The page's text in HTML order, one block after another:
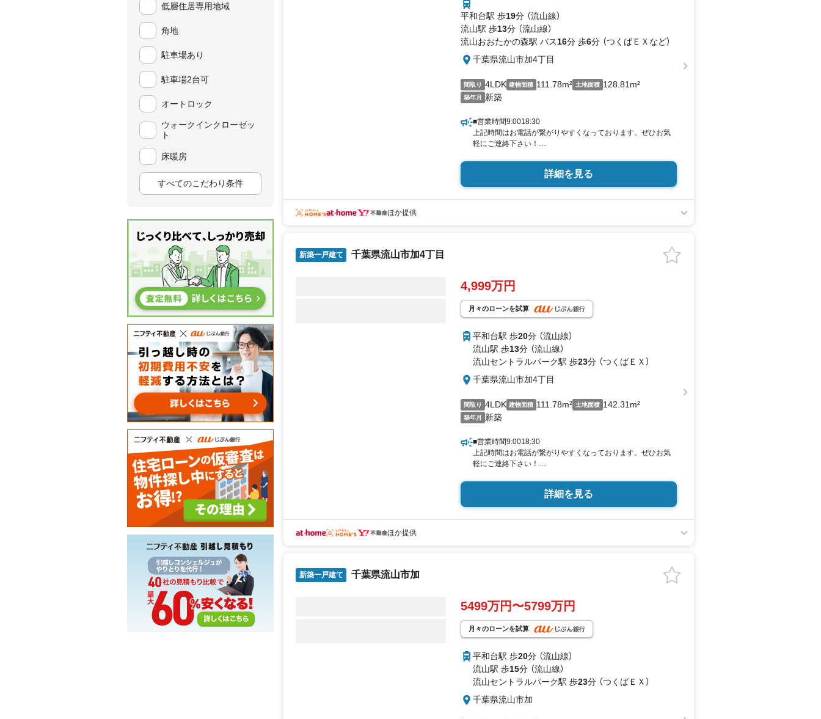
低層住居専用地域
角地
駐車場あり
駐車場2台可
オートロック
ウォークインクローゼッ
ト
床暖房
すべてのこだわり条件
平和台駅 歩19分 （流山線）
流山駅 歩13分 （流山線）
流山おおたかの森駅 バス16分 歩6分 （つくばＥＸ など）
千葉県流山市加4丁目
間取り 4LDK 建物面積 111.78m² 土地面積 128.81m²
築年月 新築
■営業時間9:0018:30
上記時間はお電話が繋がりやすくなっております。ぜひお気
軽にご連絡下さい！
■ご来店特典
1.ご見学、ご来店後にアンケート記入でもれなく3、000円の
更にご紹介のお客様が弊社仲介にてご契約頂くと、1万円から
最大10万円のご紹介料をお支払いさせて頂きます！詳しくは
■県内有数の大型店舗
2.チャイルドスペース、授乳室、ベビーベッド完備
3.他にもファミリーに優しい『あったら良いな』がここにあ
る！ミルク用浄水サーバー、紙おむつ、アメニティ、大型個
室2部屋、各ブースモニター等
詳細を見る
ほか提供
新築一戸建て 千葉県流山市加4丁目
4,999万円
月々のローンを試算
平和台駅 歩20分 （流山線）
流山駅 歩13分 （流山線）
流山セントラルパーク駅 歩23分 （つくばＥＸ）
千葉県流山市加4丁目
間取り 4LDK 建物面積 111.78m² 土地面積 142.31m²
築年月 新築
■営業時間9:0018:30
上記時間はお電話が繋がりやすくなっております。ぜひお気
軽にご連絡下さい！
■ご来店特典
1.ご見学、ご来店後にアンケート記入でもれなく3、000円の
更にご紹介のお客様が弊社仲介にてご契約頂くと、1万円から
最大10万円のご紹介料をお支払いさせて頂きます！詳しくは
■県内有数の大型店舗
2.チャイルドスペース、授乳室、ベビーベッド完備
3.他にもファミリーに優しい『あったら良いな』がここにあ
る！ミルク用浄水サーバー、紙おむつ、アメニティ、大型個
室2部屋、各ブースモニター等
詳細を見る
ほか提供
新築一戸建て 千葉県流山市加
5499万円〜5799万円
月々のローンを試算
平和台駅 歩20分 （流山線）
流山駅 歩15分 （流山線）
流山セントラルパーク駅 歩23分 （つくばＥＸ）
千葉県流山市加